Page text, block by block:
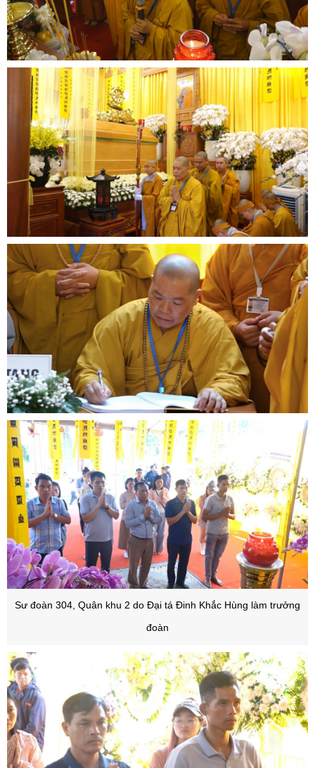
Sư đoàn 304, Quân khu 2 do Đại tá Đinh Khắc Hùng làm trưởng
đoàn